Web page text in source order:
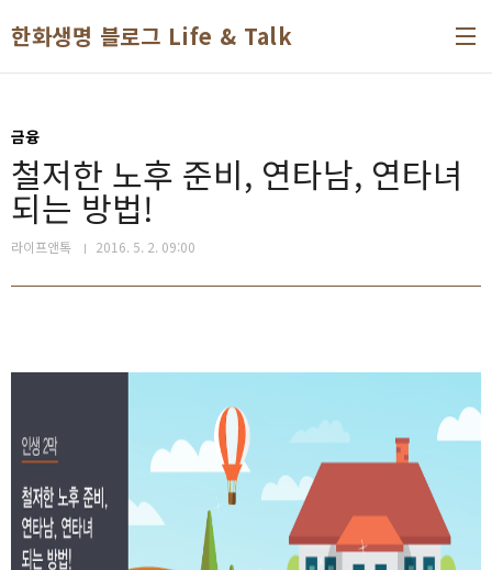
한화생명 블로그 Life & Talk
금융
철저한 노후 준비, 연타남, 연타녀
되는 방법!
라이프앤톡 2016. 5. 2. 09:00